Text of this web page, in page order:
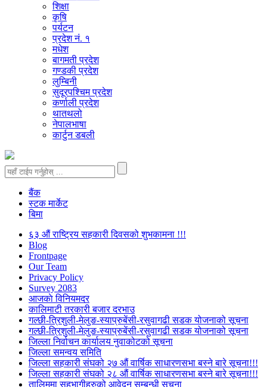
शिक्षा
कृषि
पर्यटन
प्रदेश नं. १
मधेश
बागमती प्रदेश
गण्डकी प्रदेश
लुम्बिनी
सुदूरपश्चिम प्रदेश
कर्णाली प्रदेश
थातथलो
नेपालभाषा
कार्टुन डबली
बैंक
स्टक मार्केट
बिमा
६३ औं राष्ट्रिय सहकारी दिवसको शुभकामना !!!
Blog
Frontpage
Our Team
Privacy Policy
Survey 2083
आजकाे विनियमदर
कालिमाटी तरकारी बजार दरभाउ
गल्छी-त्रिशुली-मेलुङ-स्याप्रुबेंसी-रसुवागढी सडक योजनाको सूचना
गल्छी-त्रिशुली-मेलुङ-स्याप्रुबेंसी-रसुवागढी सडक योजनाको सूचना
जिल्ला निर्वाचन कार्यालय नुवाकोटको सूचना
जिल्ला समन्वय समिति
जिल्ला सहकारी संघको २७ औं वार्षिक साधारणसभा बस्ने बारे सूचना!!!
जिल्ला सहकारी संघको २८ औं वार्षिक साधारणसभा बस्ने बारे सूचना!!!
तालिममा सहभागीहरुको आवेदन सम्बन्धी सूचना